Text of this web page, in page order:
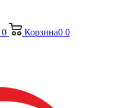
0 Корзина0 0